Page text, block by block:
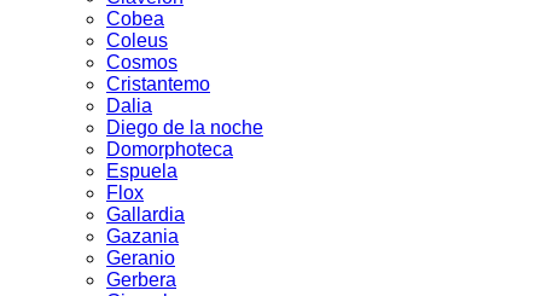
Cobea
Coleus
Cosmos
Cristantemo
Dalia
Diego de la noche
Domorphoteca
Espuela
Flox
Gallardia
Gazania
Geranio
Gerbera